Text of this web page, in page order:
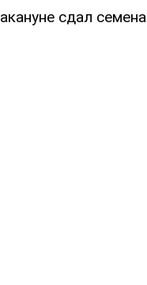
сдал семена